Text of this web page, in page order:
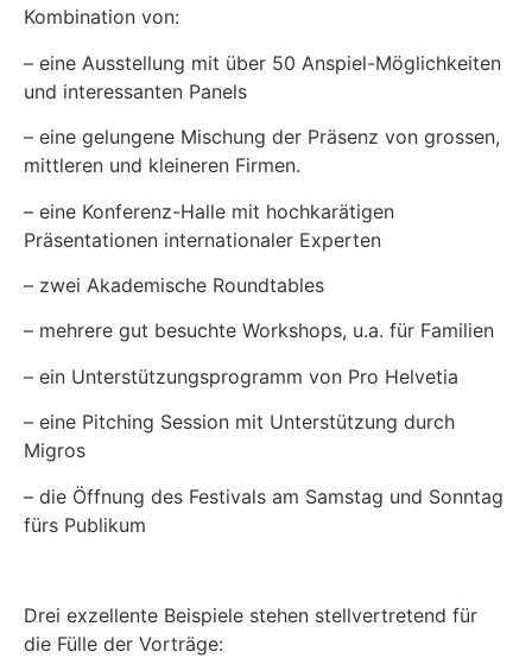
Kombination von:
– eine Ausstellung mit über 50 Anspiel-Möglichkeiten
und interessanten Panels
– eine gelungene Mischung der Präsenz von grossen,
mittleren und kleineren Firmen.
– eine Konferenz-Halle mit hochkarätigen
Präsentationen internationaler Experten
– zwei Akademische Roundtables
– mehrere gut besuchte Workshops, u.a. für Familien
– ein Unterstützungsprogramm von Pro Helvetia
– eine Pitching Session mit Unterstützung durch
Migros
– die Öffnung des Festivals am Samstag und Sonntag
fürs Publikum
Drei exzellente Beispiele stehen stellvertretend für
die Fülle der Vorträge: